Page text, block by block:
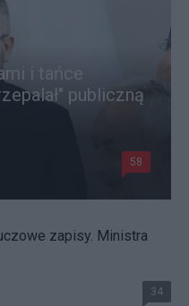
i tańce
publiczną
58
zapisy. Ministra
34